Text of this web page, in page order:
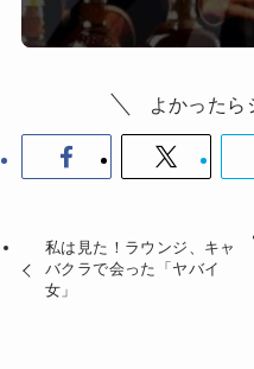
よかったら
私は見た！ラウンジ、キャ
バクラで会った「ヤバイ
女」